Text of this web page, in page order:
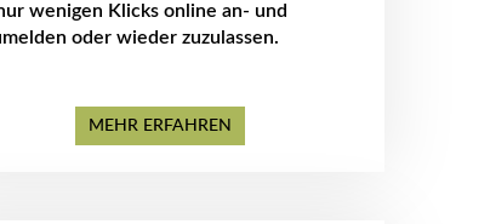
wenigen Klicks online an- und
oder wieder zuzulassen.
MEHR ERFAHREN